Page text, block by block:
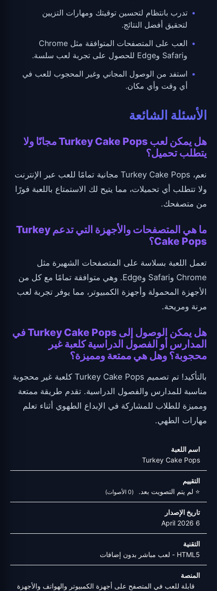
تدرب بانتظام لتحسين توقيتك ومهارات التزيين
لتحقيق أفضل النتائج.
العب على المتصفحات المتوافقة مثل Chrome
وSafari وEdge للحصول على تجربة لعب سلسة.
استفد من الوصول المجاني وغير المحجوب للعب في
أي وقت وأي مكان.
الأسئلة الشائعة
هل يمكن لعب Turkey Cake Pops مجانًا ولا
يتطلب تحميل؟
نعم، Turkey Cake Pops مجانية تمامًا للعب عبر الإنترنت
ولا تتطلب أي تحميلات، مما يتيح لك الاستمتاع باللعبة فورًا
من متصفحك.
ما هي المتصفحات والأجهزة التي تدعم Turkey
Cake Pops؟
تعمل اللعبة بسلاسة على المتصفحات الشهيرة مثل
Chrome وSafari وEdge. وهي متوافقة تمامًا مع كل من
الأجهزة المحمولة وأجهزة الكمبيوتر، مما يوفر تجربة لعب
مرنة ومريحة.
هل يمكن الوصول إلى Turkey Cake Pops في
المدارس أو الفصول الدراسية كلعبة غير
محجوبة؟ وهل هي ممتعة ومميزة؟
بالتأكيد! تم تصميم Turkey Cake Pops كلعبة غير محجوبة
مناسبة للمدارس والفصول الدراسية. تقدم طريقة ممتعة
ومميزة للطلاب للمشاركة في الإبداع الطهوي أثناء تعلم
مهارات الطهي.
اسم اللعبة
Turkey Cake Pops
التقييم
⭐ لم يتم التصويت بعد.
(0 الأصوات)
تاريخ الإصدار
6 April 2026
التقنية
HTML5 - لعب مباشر بدون إضافات
المنصة
قابلة للعب في المتصفح على أجهزة الكمبيوتر والهواتف والأجهزة